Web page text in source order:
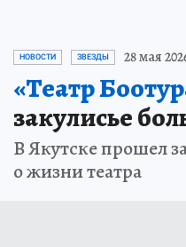
НОВОСТИ ЗВЕЗДЫ 28 мая
«Театр
закулисье
В Якутске прошел
о жизни театра